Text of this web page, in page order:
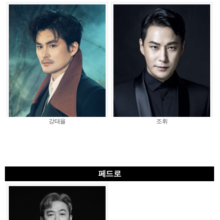
강태을 조휘
페드로